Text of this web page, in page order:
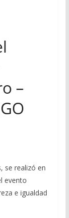
–
se realizó en
evento
e igualdad